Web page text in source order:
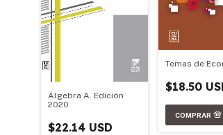
Álgebra A. Edición
2020
$22.14 USD
Temas de
$18.50